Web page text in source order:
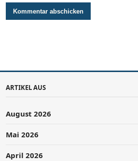
ARTIKEL AUS
August 2026
Mai 2026
April 2026